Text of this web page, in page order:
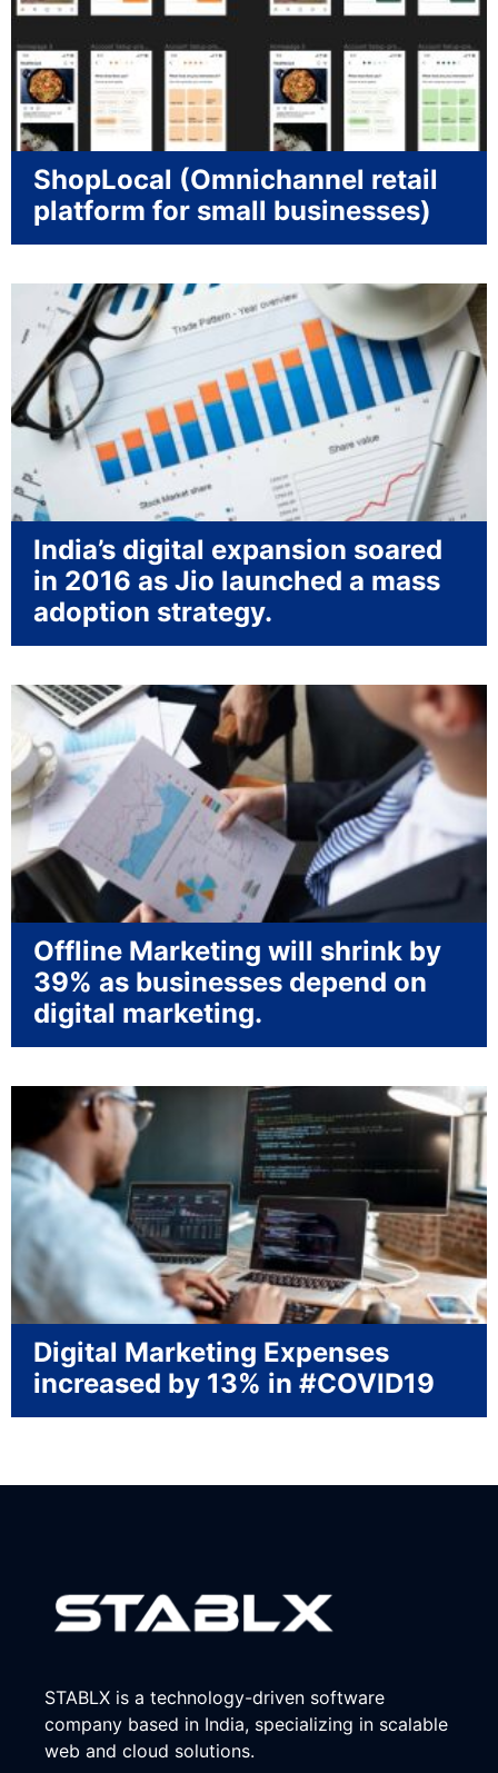
ShopLocal (Omnichannel retail
platform for small businesses)
India’s digital expansion soared
in 2016 as Jio launched a mass
adoption strategy.
Offline Marketing will shrink by
39% as businesses depend on
digital marketing.
Digital Marketing Expenses
increased by 13% in #COVID19
STABLX is a technology-driven software
company based in India, specializing in scalable
web and cloud solutions.